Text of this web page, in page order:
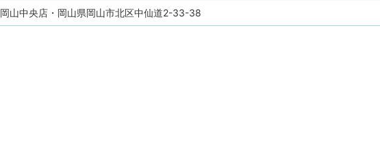
岡山中央店・岡山県岡山市北区中仙道2-33-38